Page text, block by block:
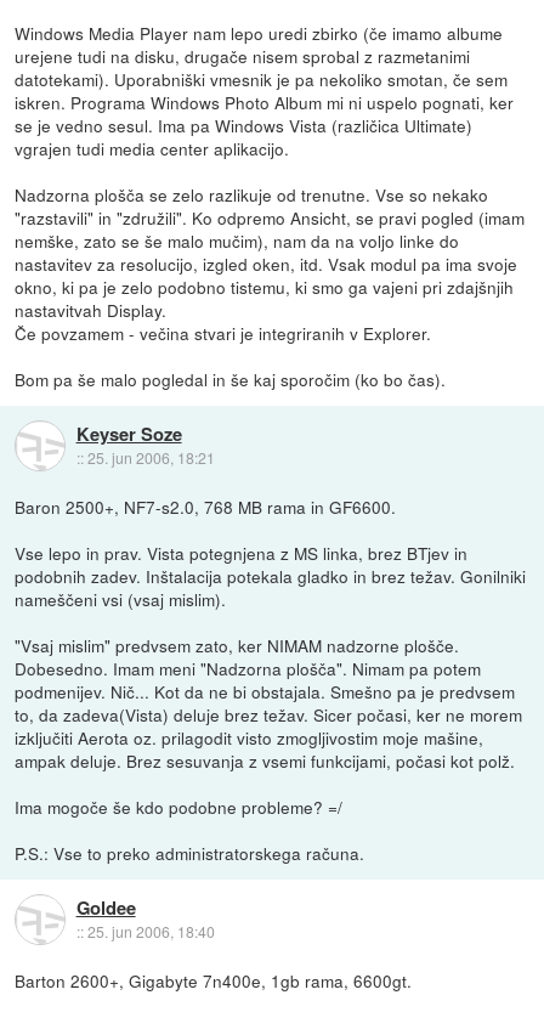
Windows Media Player nam lepo uredi zbirko (če imamo albume
urejene tudi na disku, drugače nisem sprobal z razmetanimi
datotekami). Uporabniški vmesnik je pa nekoliko smotan, če sem
iskren. Programa Windows Photo Album mi ni uspelo pognati, ker
se je vedno sesul. Ima pa Windows Vista (različica Ultimate)
vgrajen tudi media center aplikacijo.
Nadzorna plošča se zelo razlikuje od trenutne. Vse so nekako
"razstavili" in "združili". Ko odpremo Ansicht, se pravi pogled (imam
nemške, zato se še malo mučim), nam da na voljo linke do
nastavitev za resolucijo, izgled oken, itd. Vsak modul pa ima svoje
okno, ki pa je zelo podobno tistemu, ki smo ga vajeni pri zdajšnjih
nastavitvah Display.
Če povzamem - večina stvari je integriranih v Explorer.
Bom pa še malo pogledal in še kaj sporočim (ko bo čas).
Keyser Soze
::25. jun 2006, 18:21
Baron 2500+, NF7-s2.0, 768 MB rama in GF6600.
Vse lepo in prav. Vista potegnjena z MS linka, brez BTjev in
podobnih zadev. Inštalacija potekala gladko in brez težav. Gonilniki
nameščeni vsi (vsaj mislim).
"Vsaj mislim" predvsem zato, ker NIMAM nadzorne plošče.
Dobesedno. Imam meni "Nadzorna plošča". Nimam pa potem
podmenijev. Nič... Kot da ne bi obstajala. Smešno pa je predvsem
to, da zadeva(Vista) deluje brez težav. Sicer počasi, ker ne morem
izključiti Aerota oz. prilagodit visto zmogljivostim moje mašine,
ampak deluje. Brez sesuvanja z vsemi funkcijami, počasi kot polž.
Ima mogoče še kdo podobne probleme? =/
P.S.: Vse to preko administratorskega računa.
Goldee
::25. jun 2006, 18:40
Barton 2600+, Gigabyte 7n400e, 1gb rama, 6600gt.